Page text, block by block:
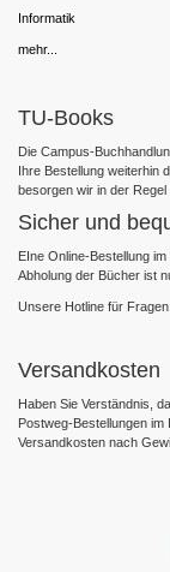
Informatik
mehr...
TU-Books
Die Campus-
Ihre Bestellung weiterhin
besorgen wir in der Regel
Sicher und
EIne Online-Bestellung
Abholung der Bücher ist
Unsere Hotline für Fragen:
Versandkosten
Haben Sie Verständnis,
Postweg-Bestellungen
Versandkosten nach